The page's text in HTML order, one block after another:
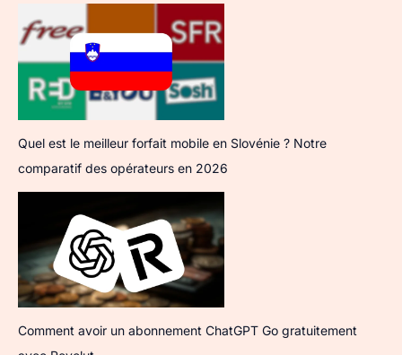
Quel est le meilleur forfait mobile en Slovénie ? Notre
comparatif des opérateurs en 2026
Comment avoir un abonnement ChatGPT Go gratuitement